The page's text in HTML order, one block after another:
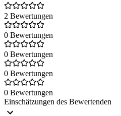
2 Bewertungen
0 Bewertungen
0 Bewertungen
0 Bewertungen
0 Bewertungen
Einschätzungen des Bewertenden